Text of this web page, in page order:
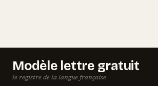
Modèle lettre gratuit
le registre de la langue française